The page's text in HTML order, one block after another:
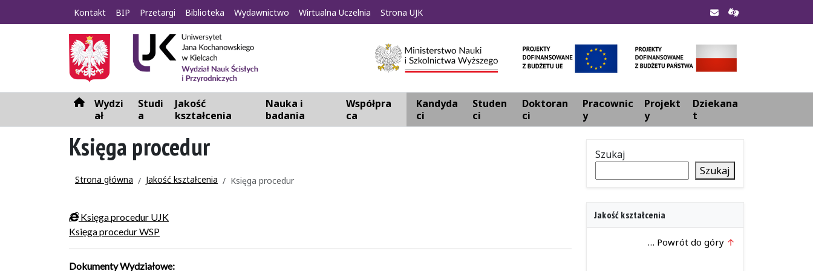
Kontakt BIP Przetargi Biblioteka Wydawnictwo Wirtualna Uczelnia Strona UJK
H
m
e
Wydzi
ał
Studi
a
Jakość
kształcenia
Nauka i
badania
Współpra
ca
Kandyda
ci
Studen
ci
Doktoran
ci
Pracownic
y
Projekt
y
Dziekana
t
Księga procedur
Strona główna Jakość kształcenia Księga procedur
Księga procedur UJK
Księga procedur WSP
Dokumenty Wydziałowe:
Szukaj
Szukaj
Jakość kształcenia
… Powrót do góry